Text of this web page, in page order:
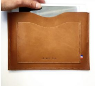
liste
d’envie